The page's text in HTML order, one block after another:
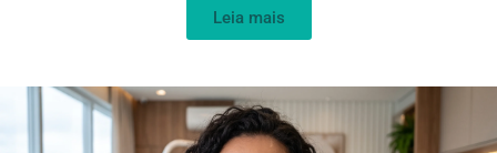
Leia mais